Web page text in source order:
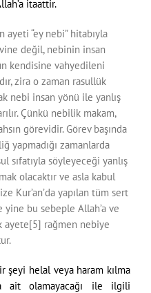
itaattir.
ayeti “ey nebi” hitabıyla
değil, nebinin insan
kendisine vahyedileni
zira o zaman rasullük
nebi insan yönü ile yanlış
Çünkü nebilik makam,
görevidir. Görev başında
yapmadığı zamanlarda
sıfatıyla söyleyeceği yanlış
olacaktır ve asla kabul
Kur’an’da yapılan tüm sert
yine bu sebeple Allah’a ve
ayete[5] rağmen nebiye
şeyi helal veya haram kılma
ait olamayacağı ile ilgili